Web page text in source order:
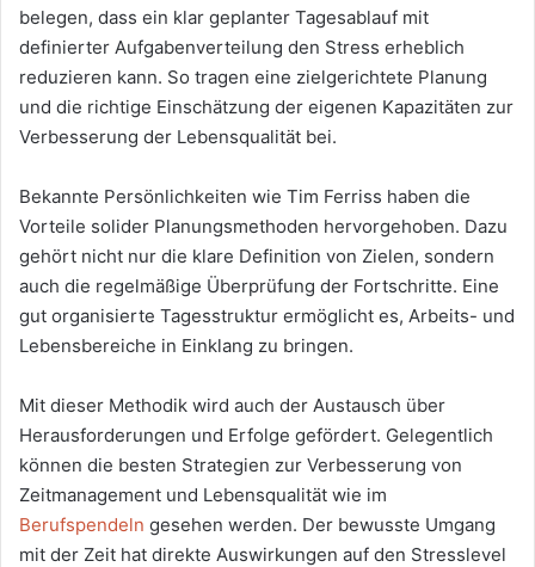
belegen, dass ein klar geplanter Tagesablauf mit
definierter Aufgabenverteilung den Stress erheblich
reduzieren kann. So tragen eine zielgerichtete Planung
und die richtige Einschätzung der eigenen Kapazitäten zur
Verbesserung der Lebensqualität bei.
Bekannte Persönlichkeiten wie Tim Ferriss haben die
Vorteile solider Planungsmethoden hervorgehoben. Dazu
gehört nicht nur die klare Definition von Zielen, sondern
auch die regelmäßige Überprüfung der Fortschritte. Eine
gut organisierte Tagesstruktur ermöglicht es, Arbeits- und
Lebensbereiche in Einklang zu bringen.
Mit dieser Methodik wird auch der Austausch über
Herausforderungen und Erfolge gefördert. Gelegentlich
können die besten Strategien zur Verbesserung von
Zeitmanagement und Lebensqualität wie im
Berufspendeln gesehen werden. Der bewusste Umgang
mit der Zeit hat direkte Auswirkungen auf den Stresslevel